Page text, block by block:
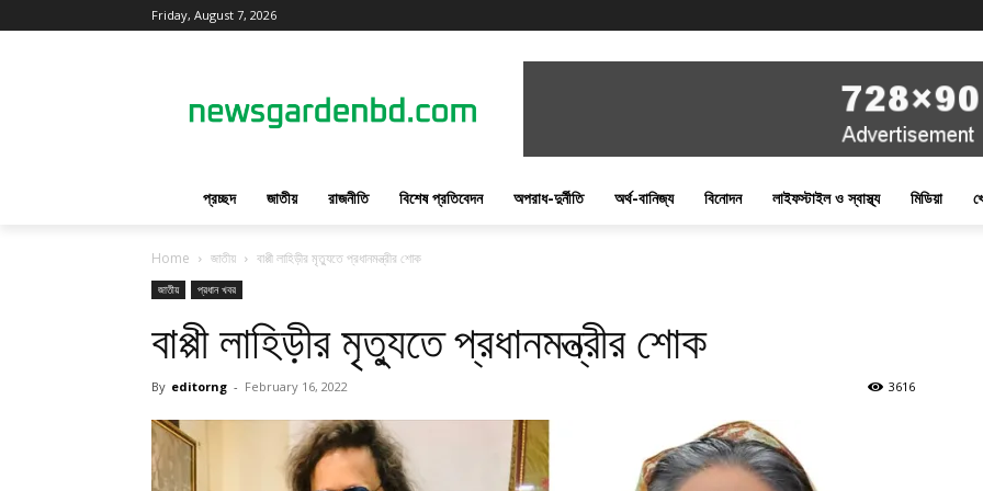
Friday, August 7, 2026
প্রচ্ছদ জাতীয় রাজনীতি বিশেষ প্রতিবেদন অপরাধ-দুর্নীতি অর্থ-বানিজ্য বিনোদন লাইফস্টাইল ও স্বাস্থ্য মিডিয়া
Home জাতীয় বাপ্পী লাহিড়ীর মৃত্যুতে প্রধানমন্ত্রীর শোক
জাতীয় প্রধান খবর
বাপ্পী লাহিড়ীর মৃত্যুতে প্রধানমন্ত্রীর শোক
By editorng - February 16, 2022 3616